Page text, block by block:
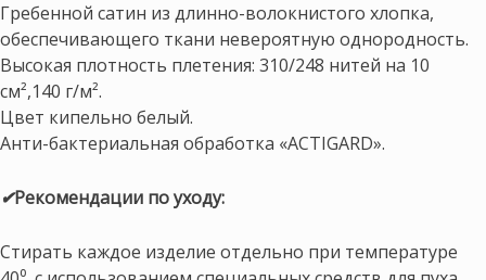
Гребенной сатин из длинно-волокнистого хлопка,
обеспечивающего ткани невероятную однородность.
Высокая плотность плетения: 310/248 нитей на 10
см²,140 г/м².
Цвет кипельно белый.
Анти-бактериальная обработка «ACTIGARD».
✔Рекомендации по уходу:
Стирать каждое изделие отдельно при температуре